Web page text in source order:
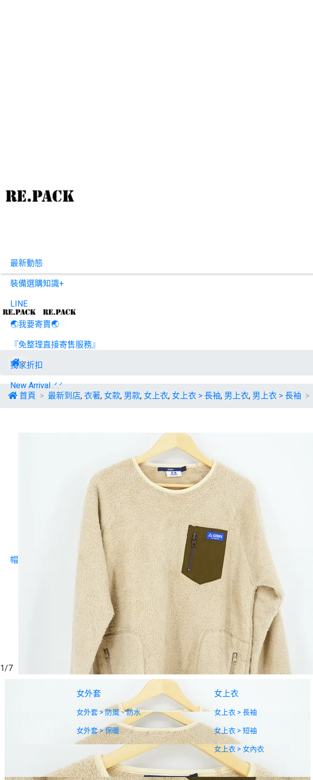
最新動態
裝備選購知識+
LINE
🌏我要寄賣🌏
『免整理直接寄售服務』
獨家折扣
New Arrival .ᐟ.ᐟ
Altra Running
攻頂包 / 單日包 30L 以下
帽款
女鞋履 男鞋履
女外套
女外套 > 防風、防水
女外套 > 保暖
女上衣
女上衣 > 長袖
女上衣 > 短袖
女上衣 > 女內衣
首頁 最新到店,衣著, 女款, 男款, 女上衣, 女上衣 > 長袖, 男上衣, 男上衣 > 長袖
1/7